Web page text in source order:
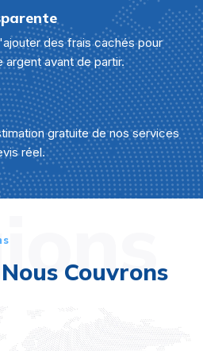
des frais cachés pour
avant de partir.
gratuite de nos services
réel.
Couvrons